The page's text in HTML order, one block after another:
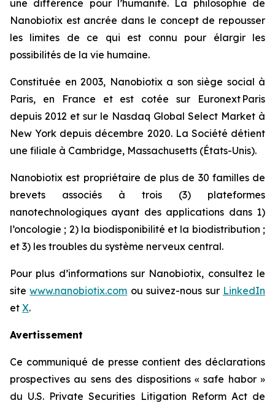
une différence pour l’humanité. La philosophie de
Nanobiotix est ancrée dans le concept de repousser
les limites de ce qui est connu pour élargir les
possibilités de la vie humaine.
Constituée en 2003, Nanobiotix a son siège social à
Paris, en France et est cotée sur Euronext Paris
depuis 2012 et sur le Nasdaq Global Select Market à
New York depuis décembre 2020. La Société détient
une filiale à Cambridge, Massachusetts (États-Unis).
Nanobiotix est propriétaire de plus de 30 familles de
brevets associés à trois (3) plateformes
nanotechnologiques ayant des applications dans 1)
l’oncologie ; 2) la biodisponibilité et la biodistribution ;
et 3) les troubles du système nerveux central.
Pour plus d’informations sur Nanobiotix, consultez le
sitewww.nanobiotix.com ou suivez-nous sur LinkedIn
et X.
Avertissement
Ce communiqué de presse contient des déclarations
prospectives au sens des dispositions « safe habor »
du U.S. Private Securities Litigation Reform Act de